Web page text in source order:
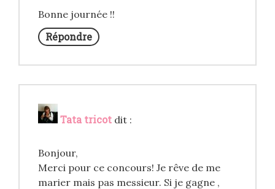
Bonne journée !!
Répondre
Tata tricot dit :
Bonjour,
Merci pour ce concours! Je rêve de me
marier mais pas messieur. Si je gagne ,